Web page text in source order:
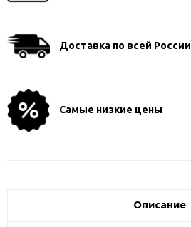
Доставка по всей России
Самые низкие цены
Описание